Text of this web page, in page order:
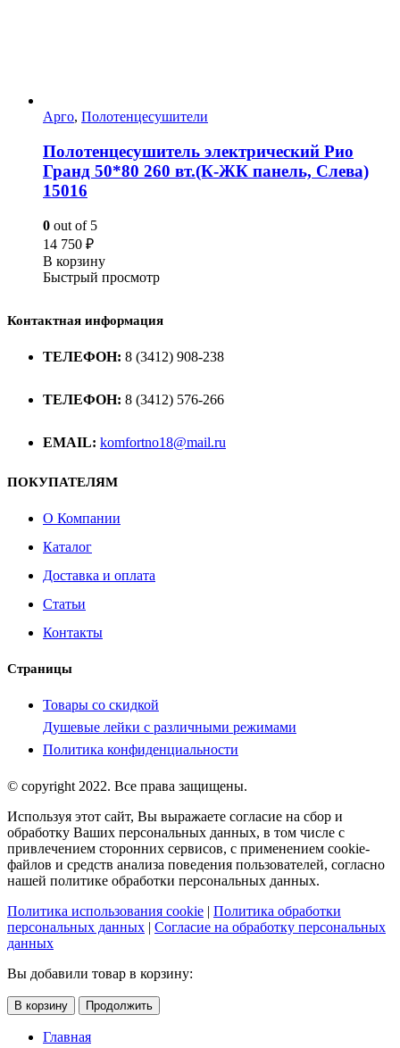
Арго, Полотенцесушители
Полотенцесушитель электрический Рио
Гранд 50*80 260 вт.(К-ЖК панель, Слева)
15016
0 out of 5
14 750 ₽
В корзину
Быстрый просмотр
Контактная информация
ТЕЛЕФОН: 8 (3412) 908-238
ТЕЛЕФОН: 8 (3412) 576-266
EMAIL: komfortno18@mail.ru
ПОКУПАТЕЛЯМ
О Компании
Каталог
Доставка и оплата
Статьи
Контакты
Страницы
Товары со скидкой
Душевые лейки с различными режимами
Политика конфиденциальности
© copyright 2022. Все права защищены.
Используя этот сайт, Вы выражаете согласие на сбор и
обработку Ваших персональных данных, в том числе с
привлечением сторонних сервисов, с применением cookie-
файлов и средств анализа поведения пользователей, согласно
нашей политике обработки персональных данных.
Политика использования cookie | Политика обработки
персональных данных | Согласие на обработку персональных
данных
Вы добавили товар в корзину:
В корзину Продолжить
Главная